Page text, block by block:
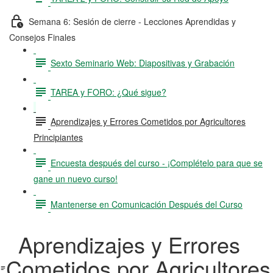
Semana 6: Sesión de cierre - Lecciones Aprendidas y
Consejos Finales
Sexto Seminario Web: Diapositivas y Grabación
TAREA y FORO: ¿Qué sigue?
Aprendizajes y Errores Cometidos por Agricultores
Principiantes
Encuesta después del curso - ¡Complételo para que se
gane un nuevo curso!
Mantenerse en Comunicación Después del Curso
Aprendizajes y Errores